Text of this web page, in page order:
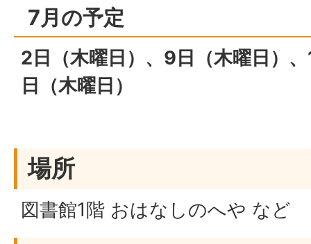
7月の予定
2日（木曜日）、9日（木曜日）
日（木曜日）
場所
図書館1階 おはなしのへや など